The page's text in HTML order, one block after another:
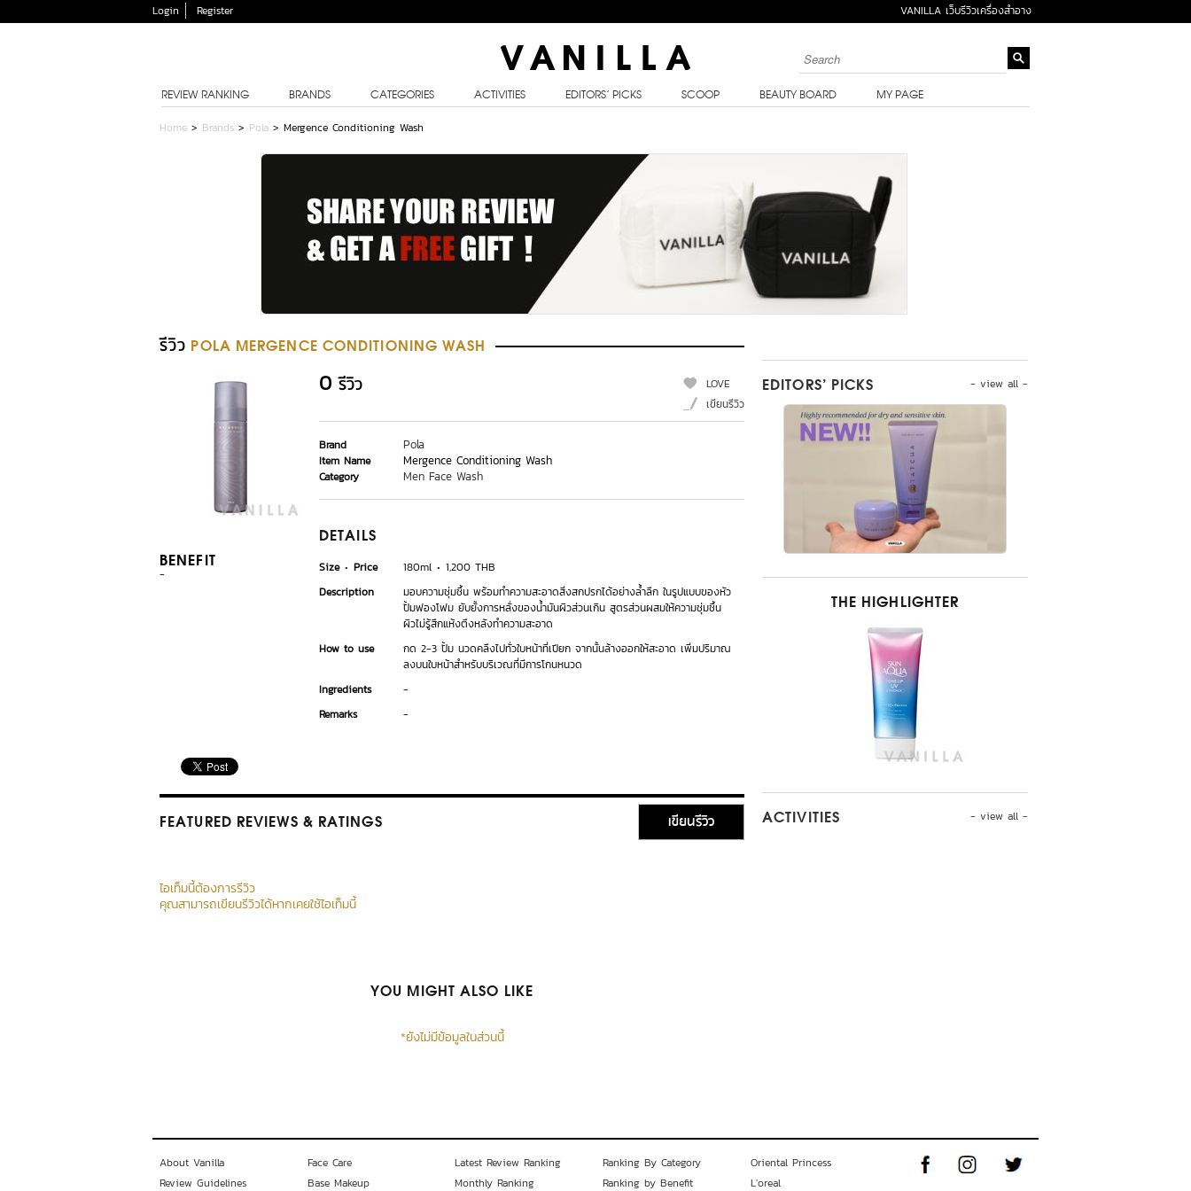
Login Register VANILLA เว็บรีวิวเครื่องสำอาง
REVIEW RANKING BRANDS CATEGORIES ACTIVITIES EDITORS’ PICKS SCOOP BEAUTY BOARD MY PAGE
Home > Brands > Pola > Mergence Conditioning Wash
รีวิว POLA MERGENCE CONDITIONING WASH
BENEFIT
-
0 รีวิว
LOVE
เขียนรีวิว
Brand Pola
Item Name Mergence Conditioning Wash
Category Men Face Wash
DETAILS
Size Price 180ml
1,200 THB
Description
มอบความชุ่มชื้น พร้อมทำความสะอาดสิ่งสกปรกได้อย่างล้ำลึก ในรูปแบบของหัว
ปั้มฟองโฟม ยับยั้งการหลั่งของน้ำมันผิวส่วนเกิน สูตรส่วนผสมให้ความชุ่มชื้น
ผิวไม่รู้สึกแห้งตึงหลังทำความสะอาด
How to use
กด 2-3 ปั้ม นวดคลึงไปทั่วใบหน้าที่เปียก จากนั้นล้างออกให้สะอาด เพิ่มปริมาณ
ลงบนใบหน้าสำหรับบริเวณที่มีการโกนหนวด
Ingredients
-
Remarks
-
FEATURED REVIEWS & RATINGS เขียนรีวิว
ไอเท็มนี้ต้องการรีวิว
คุณสามารถเขียนรีวิวได้หากเคยใช้ไอเท็มนี้
YOU MIGHT ALSO LIKE
*ยังไม่มีข้อมูลในส่วนนี้
- view all -
EDITORS’ PICKS
THE HIGHLIGHTER
- view all -
ACTIVITIES
About Vanilla
Review Guidelines
Face Care
Base Makeup
Latest Review Ranking
Monthly Ranking
Ranking By Category
Ranking by Benefit
Oriental Princess
L'oreal